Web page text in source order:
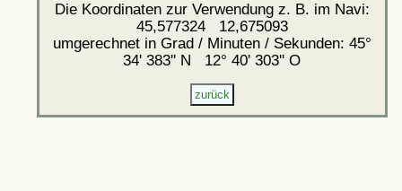
Die Koordinaten zur Verwendung z. B. im Navi:
45,577324 12,675093
umgerechnet in Grad / Minuten / Sekunden: 45°
34' 383'' N 12° 40' 303'' O